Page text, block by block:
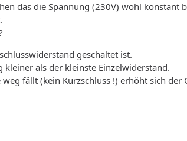
das die Spannung (230V) wohl konstant
geschaltet ist.
als der kleinste Einzelwiderstand.
fällt (kein Kurzschluss !) erhöht sich der